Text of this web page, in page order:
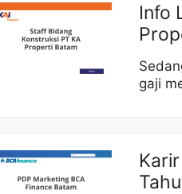
Info
gaji